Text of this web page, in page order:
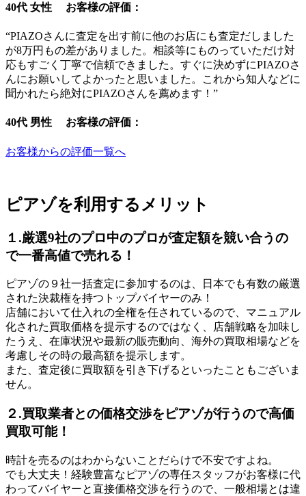
40代 女性 お客様の評価：
“PIAZOさんに査定を出す前に他のお店にも査定だしました
が8万円もの差がありました。相談等にものっていただけ対
応もすごく丁寧で信頼できました。すぐに決めずにPIAZOさ
んにお願いしてよかったと思いました。これから知人などに
聞かれたら絶対にPIAZOさんを薦めます！”
40代 男性 お客様の評価：
お客様からの評価一覧へ
ピアゾを利用するメリット
１.厳選9社のプロ中のプロが査定額を競い合うの
で一番高値で売れる！
ピアゾの９社一括査定に参加するのは、日本でも有数の厳選
された決裁権を持つトップバイヤーのみ！
店舗において仕入れの全権を任されているので、マニュアル
化された買取価格を提示するのではなく、店舗戦略を加味し
たうえ、在庫状況や最新の販売動向、海外の買取相場などを
考慮しその時の最高額を提示します。
また、査定後に買取額を引き下げるといったこともございま
せん。
２.買取業者との価格交渉をピアゾが行うので高価
買取可能！
時計を売るのはわからないことだらけで不安ですよね。
でも大丈夫！経験豊富なピアゾの専任スタッフがお客様に代
わってバイヤーと直接価格交渉を行うので、一般相場とは違